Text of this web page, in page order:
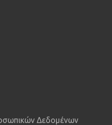
Δεδομένων